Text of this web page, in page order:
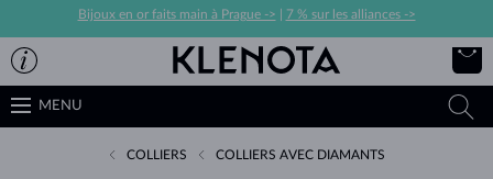
Bijoux en or faits main à Prague -> 7 % sur les alliances ->
MENU
COLLIERS COLLIERS AVEC DIAMANTS